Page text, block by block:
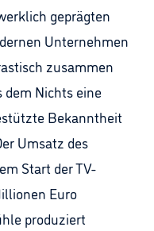
geprägten
Unternehmen
zusammen
Nichts eine
Bekanntheit
Umsatz des
Start der TV-
Euro
produziert